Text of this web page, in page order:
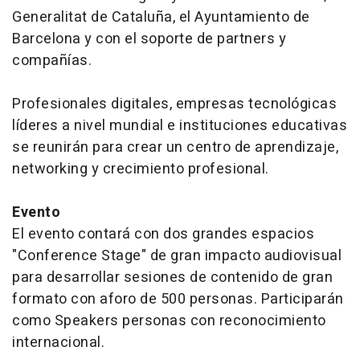
Generalitat de Cataluña, el Ayuntamiento de
Barcelona y con el soporte de partners y
compañías.
Profesionales digitales, empresas tecnológicas
líderes a nivel mundial e instituciones educativas
se reunirán para crear un centro de aprendizaje,
networking y crecimiento profesional.
Evento
El evento contará con dos grandes espacios
"Conference Stage" de gran impacto audiovisual
para desarrollar sesiones de contenido de gran
formato con aforo de 500 personas. Participarán
como Speakers personas con reconocimiento
internacional.